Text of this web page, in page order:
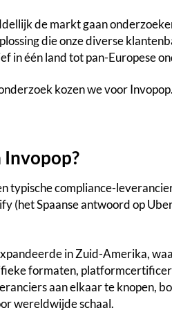
de markt gaan
die onze diverse
in één land tot pan-Europese
kozen we voor
typische compliance-
(het Spaanse antwoord op
in Zuid-Amerika,
formaten,
aan elkaar te knopen,
wereldwijde schaal.